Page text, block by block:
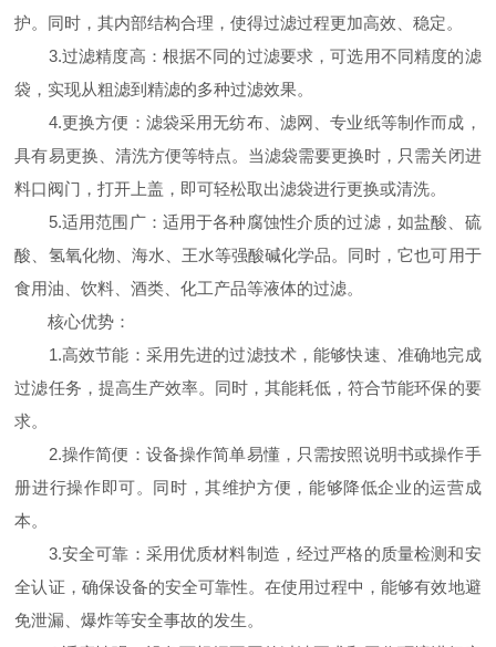
护。同时，其内部结构合理，使得过滤过程更加高效、稳定。
3.过滤精度高：根据不同的过滤要求，可选用不同精度的滤
袋，实现从粗滤到精滤的多种过滤效果。
4.更换方便：滤袋采用无纺布、滤网、专业纸等制作而成，
具有易更换、清洗方便等特点。当滤袋需要更换时，只需关闭进
料口阀门，打开上盖，即可轻松取出滤袋进行更换或清洗。
5.适用范围广：适用于各种腐蚀性介质的过滤，如盐酸、硫
酸、氢氧化物、海水、王水等强酸碱化学品。同时，它也可用于
食用油、饮料、酒类、化工产品等液体的过滤。
核心优势：
1.高效节能：采用先进的过滤技术，能够快速、准确地完成
过滤任务，提高生产效率。同时，其能耗低，符合节能环保的要
求。
2.操作简便：设备操作简单易懂，只需按照说明书或操作手
册进行操作即可。同时，其维护方便，能够降低企业的运营成
本。
3.安全可靠：采用优质材料制造，经过严格的质量检测和安
全认证，确保设备的安全可靠性。在使用过程中，能够有效地避
免泄漏、爆炸等安全事故的发生。